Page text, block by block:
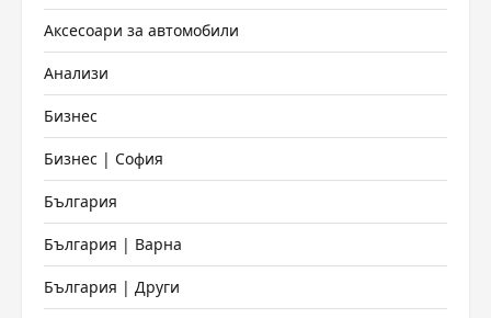
Аксесоари за автомобили
Анализи
Бизнес
Бизнес | София
България
България | Варна
България | Други